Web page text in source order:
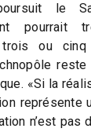
le
pourrait
trois ou
«Si la
représente
n’est pas